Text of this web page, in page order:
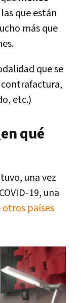
que están
más que
que se
etc.)
qué
tuvo, una vez
19, una
países